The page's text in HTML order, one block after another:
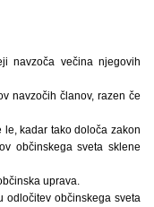
navzoča večina njegovih
navzočih članov, razen če
kadar tako določa zakon
občinskega sveta sklene
uprava.
odločitev občinskega sveta